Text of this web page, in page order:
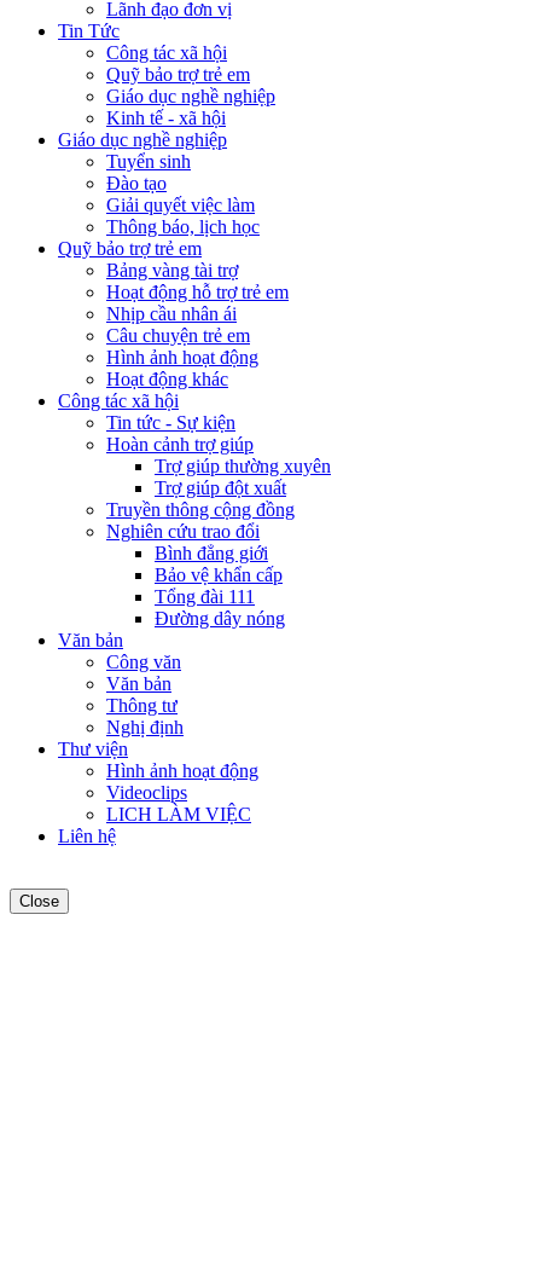
Lãnh đạo đơn vị
Tin Tức
Công tác xã hội
Quỹ bảo trợ trẻ em
Giáo dục nghề nghiệp
Kinh tế - xã hội
Giáo dục nghề nghiệp
Tuyển sinh
Đào tạo
Giải quyết việc làm
Thông báo, lịch học
Quỹ bảo trợ trẻ em
Bảng vàng tài trợ
Hoạt động hỗ trợ trẻ em
Nhịp cầu nhân ái
Câu chuyện trẻ em
Hình ảnh hoạt động
Hoạt động khác
Công tác xã hội
Tin tức - Sự kiện
Hoàn cảnh trợ giúp
Trợ giúp thường xuyên
Trợ giúp đột xuất
Truyền thông cộng đồng
Nghiên cứu trao đổi
Bình đẳng giới
Bảo vệ khẩn cấp
Tổng đài 111
Đường dây nóng
Văn bản
Công văn
Văn bản
Thông tư
Nghị định
Thư viện
Hình ảnh hoạt động
Videoclips
LICH LÀM VIỆC
Liên hệ
Close